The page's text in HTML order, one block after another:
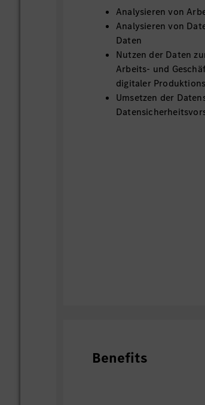
Analysieren von
Analysieren von
Daten
Nutzen der Daten
Arbeits- und
digitaler
Umsetzen der
Benefits